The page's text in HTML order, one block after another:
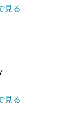
見る
見る